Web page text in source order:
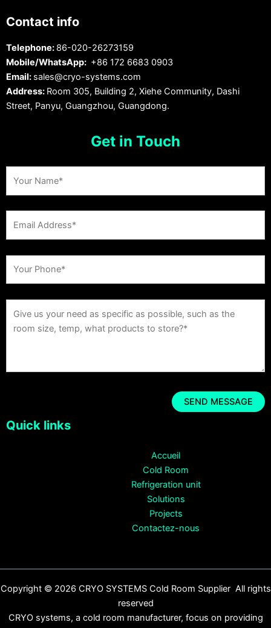
Contact info
Telephone: 86-020-26273159
Mobile/WhatsApp: +86 172 6683 0903
Email: sales@cryo-systems.com
Address: Room 305, Building 2, Xiehe Community, Dashi
Street, Panyu, Guangzhou, Guangdong.
Get in Touch
Quick links
Accueil
Cold Room
Refrigeration unit
Solutions
Projects
Contactez-nous
Copyright © 2026 CRYO SYSTEMS Cold Room Supplier All rights
reserved
CRYO systems, a cold room manufacturer, focus on providing